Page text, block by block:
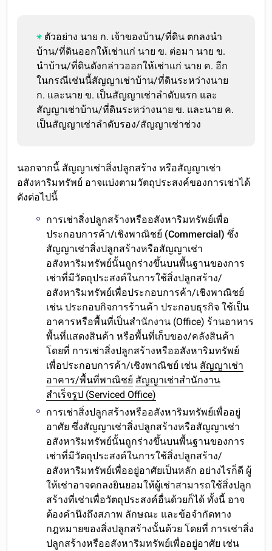
ตัวอย่าง นาย ก. เจ้าของบ้าน/ที่ดิน ตกลงนำ
บ้าน/ที่ดินออกให้เช่าแก่ นาย ข. ต่อมา นาย ข.
นำบ้าน/ที่ดินดังกล่าวออกให้เช่าแก่ นาย ค. อีก
ในกรณีเช่นนี้สัญญาเช่าบ้าน/ที่ดินระหว่างนาย
ก. และนาย ข. เป็นสัญญาเช่าลำดับแรก และ
สัญญาเช่าบ้าน/ที่ดินระหว่างนาย ข. และนาย ค.
เป็นสัญญาเช่าลำดับรอง/สัญญาเช่าช่วง
นอกจากนี้ สัญญาเช่าสิ่งปลูกสร้าง หรือสัญญาเช่า
อสังหาริมทรัพย์ อาจแบ่งตามวัตถุประสงค์ของการเช่าได้
ดังต่อไปนี้
การเช่าสิ่งปลูกสร้างหรืออสังหาริมทรัพย์เพื่อ
ประกอบการค้า/เชิงพาณิชย์ (Commercial)ซึ่ง
สัญญาเช่าสิ่งปลูกสร้างหรือสัญญาเช่า
อสังหาริมทรัพย์นั้นถูกร่างขึ้นบนพื้นฐานของการ
เช่าที่มีวัตถุประสงค์ในการใช้สิ่งปลูกสร้าง/
อสังหาริมทรัพย์เพื่อประกอบการค้า/เชิงพาณิชย์
เช่น ประกอบกิจการร้านค้า ประกอบธุรกิจ ใช้เป็น
อาคารหรือพื้นที่เป็นสำนักงาน (Office) ร้านอาหาร
พื้นที่แสดงสินค้า หรือพื้นที่เก็บของ/คลังสินค้า
โดยที่ การเช่าสิ่งปลูกสร้างหรืออสังหาริมทรัพย์
เพื่อประกอบการค้า/เชิงพาณิชย์ เช่น สัญญาเช่า
อาคาร/พื้นที่พาณิชย์ สัญญาเช่าสำนักงาน
สำเร็จรูป (Serviced Office)
การเช่าสิ่งปลูกสร้างหรืออสังหาริมทรัพย์เพื่ออยู่
อาศัยซึ่งสัญญาเช่าสิ่งปลูกสร้างหรือสัญญาเช่า
อสังหาริมทรัพย์นั้นถูกร่างขึ้นบนพื้นฐานของการ
เช่าที่มีวัตถุประสงค์ในการใช้สิ่งปลูกสร้าง/
อสังหาริมทรัพย์เพื่ออยู่อาศัยเป็นหลัก อย่างไรก็ดี ผู้
ให้เช่าอาจตกลงยินยอมให้ผู้เช่าสามารถใช้สิ่งปลูก
สร้างที่เช่าเพื่อวัตถุประสงค์อื่นด้วยก็ได้ ทั้งนี้ อาจ
ต้องคำนึงถึงสภาพ ลักษณะ และข้อจำกัดทาง
กฎหมายของสิ่งปลูกสร้างนั้นด้วย โดยที่ การเช่าสิ่ง
ปลูกสร้างหรืออสังหาริมทรัพย์เพื่ออยู่อาศัย เช่น